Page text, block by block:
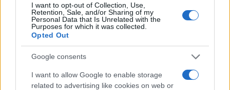
I want to opt-out of Collection, Use,
Retention, Sale, and/or Sharing of my
Personal Data that Is Unrelated with the
Purposes for which it was collected.
Opted Out
Google consents
I want to allow Google to enable storage
related to advertising like cookies on web or
con amore, che ora vivranno nei cuori di tutti
coloro che hanno avuto il privilegio di assaporarli.
La sua eredità è un invito a continuare a celebrare
la vita, la convivialità e la passione per la buona